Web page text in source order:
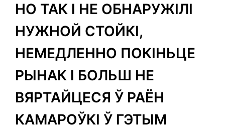
НО ТАК І НЕ ОБНАРУЖІЛІ
НУЖНОЙ СТОЙКІ,
НЕМЕДЛЕННО ПОКІНЬЦЕ
РЫНАК І БОЛЬШ НЕ
ВЯРТАЙЦЕСЯ Ў РАЁН
КАМАРОЎКІ Ў ГЭТЫМ